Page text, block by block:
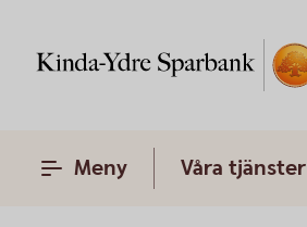
Meny Våra tjänster